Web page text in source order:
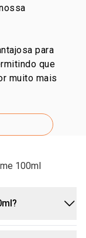
que
muito mais
100ml